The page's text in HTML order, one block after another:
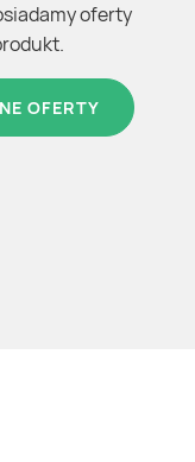
oferty
OFERTY